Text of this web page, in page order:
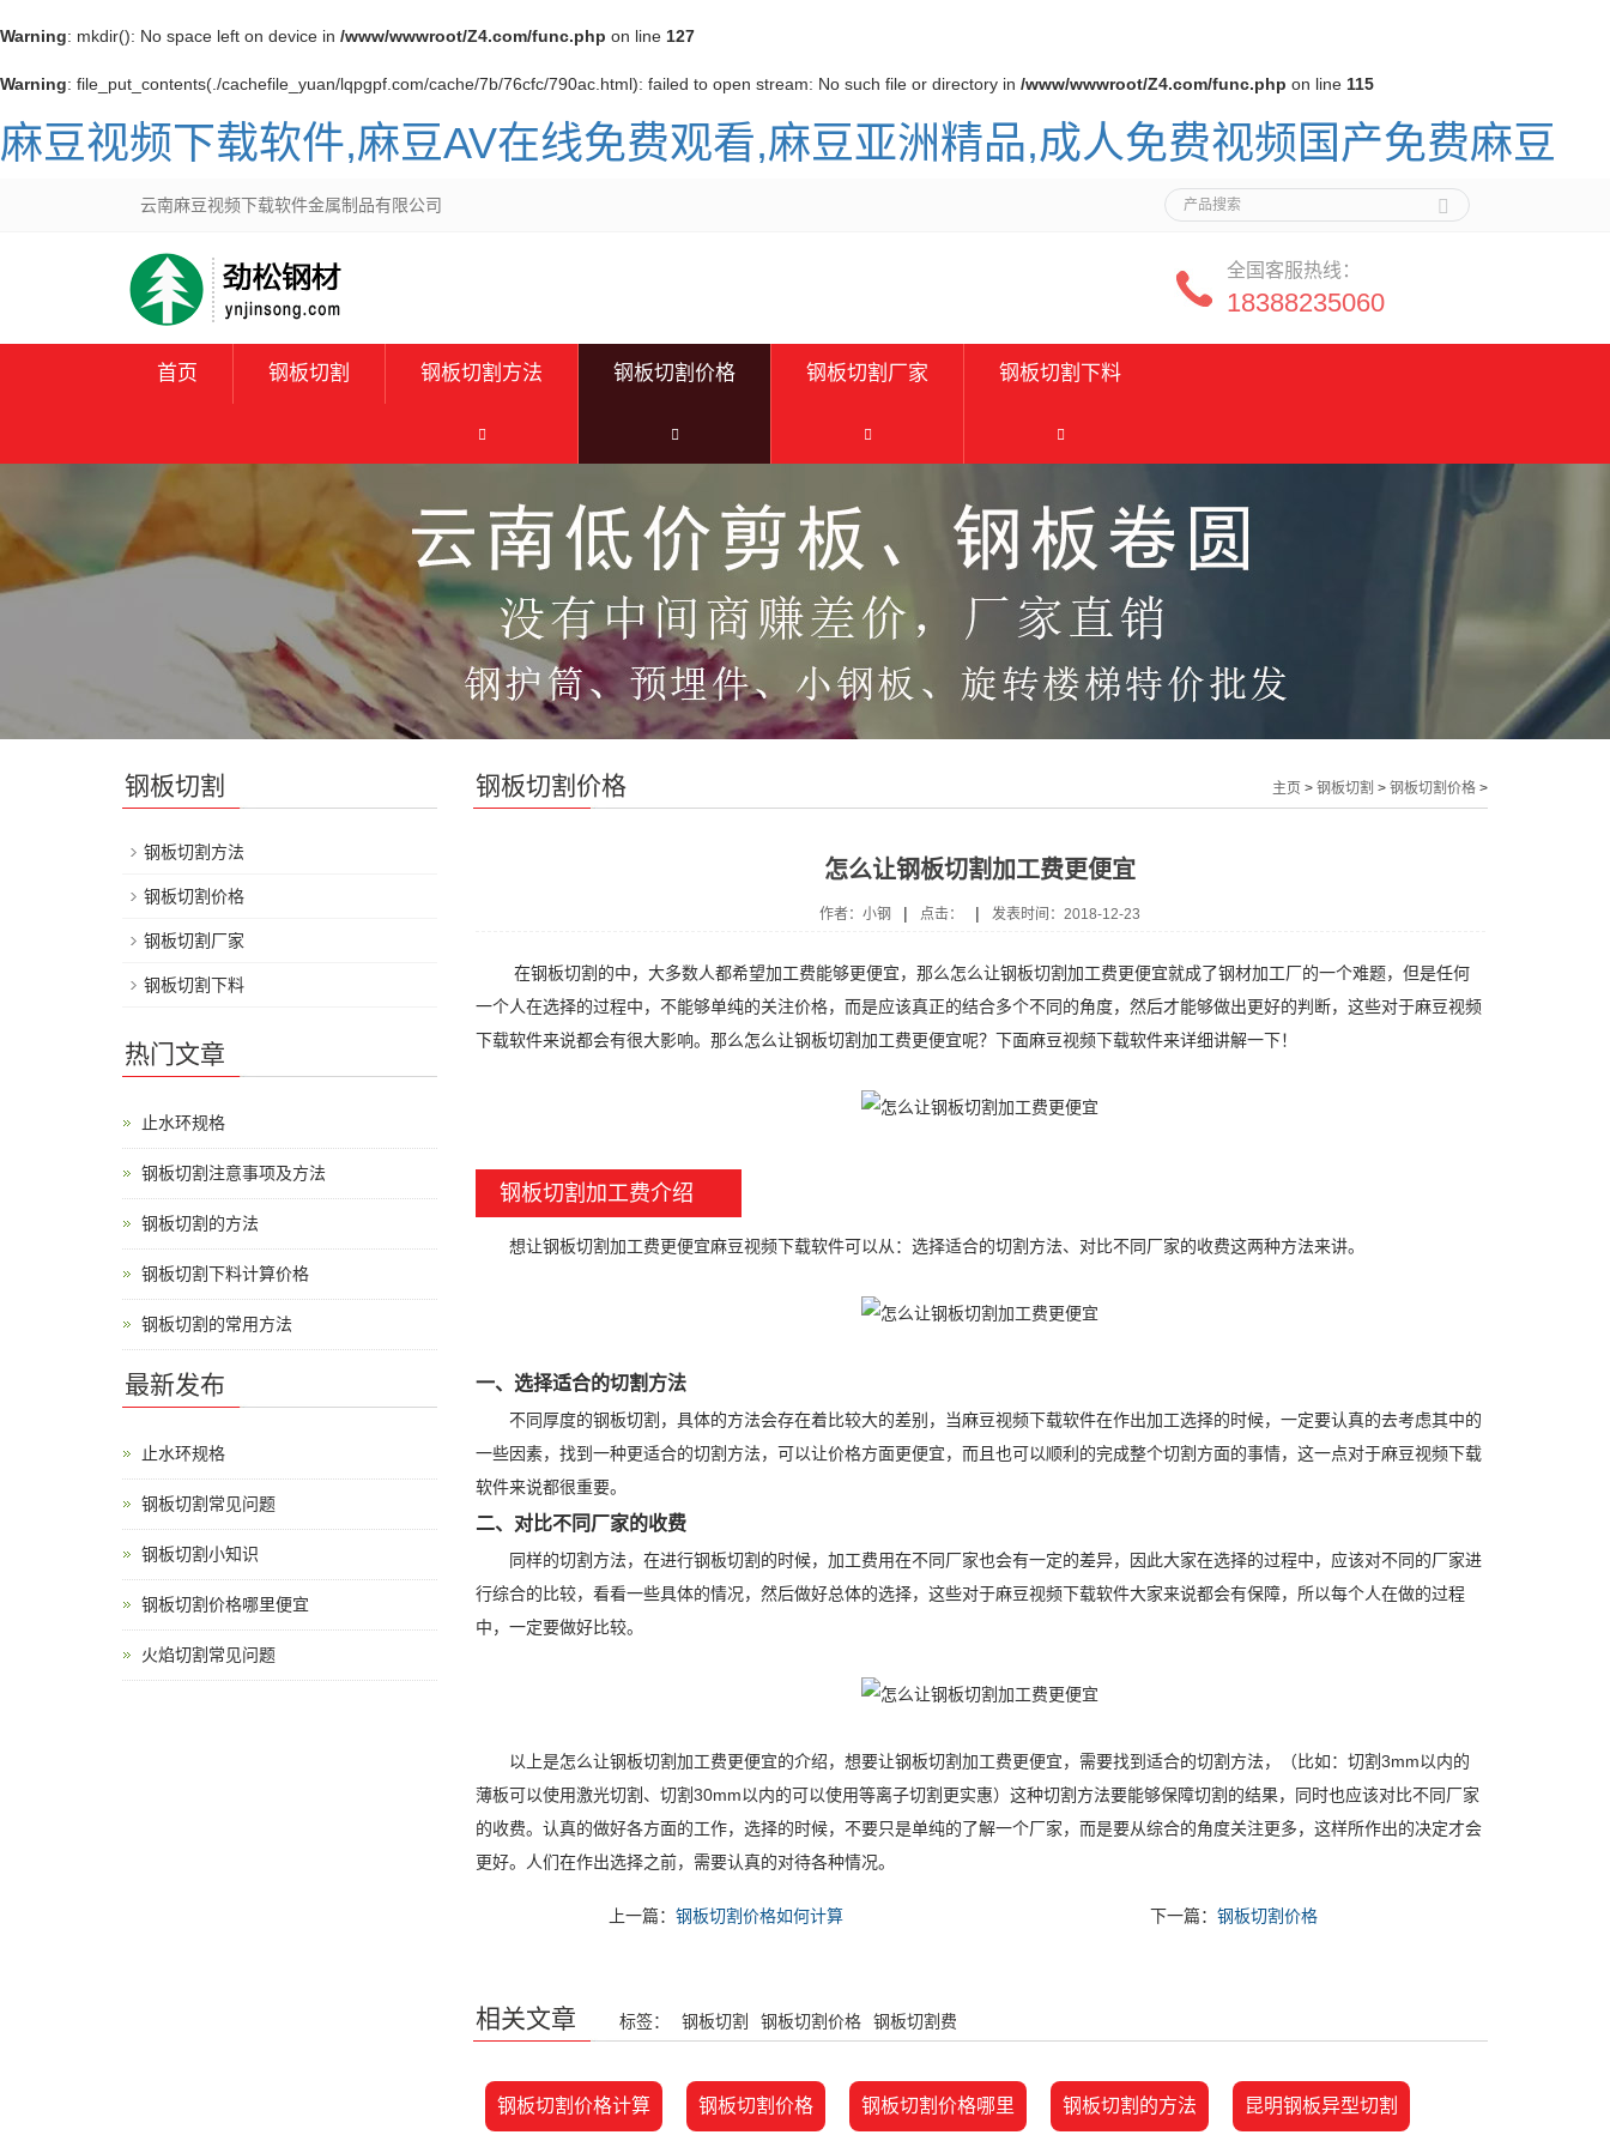
Warning: mkdir(): No space left on device in /www/wwwroot/Z4.com/func.php on line 127
Warning: file_put_contents(./cachefile_yuan/lqpgpf.com/cache/7b/76cfc/790ac.html): failed to open stream: No such file or directory in /www/wwwroot/Z4.com/func.php on line 115
麻豆视频下载软件,麻豆AV在线免费观看,麻豆亚洲精品,成人免费视频国产免费麻豆
云南麻豆视频下载软件金属制品有限公司
全国客服热线：
18388235060
首页 钢板切割 钢板切割方法 钢板切割价格 钢板切割厂家 钢板切割下料
钢板切割价格 主页 > 钢板切割 > 钢板切割价格 >
怎么让钢板切割加工费更便宜
作者：小钢 | 点击： | 发表时间：2018-12-23
在钢板切割的中，大多数人都希望加工费能够更便宜，那么怎么让钢板切割加工费更便宜就成了钢材加工厂的一个难题，但是任何
一个人在选择的过程中，不能够单纯的关注价格，而是应该真正的结合多个不同的角度，然后才能够做出更好的判断，这些对于麻豆视频
下载软件来说都会有很大影响。那么怎么让钢板切割加工费更便宜呢？下面麻豆视频下载软件来详细讲解一下！
钢板切割加工费介绍
想让钢板切割加工费更便宜麻豆视频下载软件可以从：选择适合的切割方法、对比不同厂家的收费这两种方法来讲。
一、选择适合的切割方法
不同厚度的钢板切割，具体的方法会存在着比较大的差别，当麻豆视频下载软件在作出加工选择的时候，一定要认真的去考虑其中的
一些因素，找到一种更适合的切割方法，可以让价格方面更便宜，而且也可以顺利的完成整个切割方面的事情，这一点对于麻豆视频下载
软件来说都很重要。
二、对比不同厂家的收费
同样的切割方法，在进行钢板切割的时候，加工费用在不同厂家也会有一定的差异，因此大家在选择的过程中，应该对不同的厂家进
行综合的比较，看看一些具体的情况，然后做好总体的选择，这些对于麻豆视频下载软件大家来说都会有保障，所以每个人在做的过程
中，一定要做好比较。
以上是怎么让钢板切割加工费更便宜的介绍，想要让钢板切割加工费更便宜，需要找到适合的切割方法，（比如：切割3mm以内的
薄板可以使用激光切割、切割30mm以内的可以使用等离子切割更实惠）这种切割方法要能够保障切割的结果，同时也应该对比不同厂家
的收费。认真的做好各方面的工作，选择的时候，不要只是单纯的了解一个厂家，而是要从综合的角度关注更多，这样所作出的决定才会
更好。人们在作出选择之前，需要认真的对待各种情况。
上一篇：钢板切割价格如何计算 下一篇：钢板切割价格
相关文章 标签： 钢板切割 钢板切割价格 钢板切割费
钢板切割价格计算 钢板切割价格 钢板切割价格哪里 钢板切割的方法 昆明钢板异型切割
钢板切割
钢板切割方法
钢板切割价格
钢板切割厂家
钢板切割下料
热门文章
止水环规格
钢板切割注意事项及方法
钢板切割的方法
钢板切割下料计算价格
钢板切割的常用方法
最新发布
止水环规格
钢板切割常见问题
钢板切割小知识
钢板切割价格哪里便宜
火焰切割常见问题